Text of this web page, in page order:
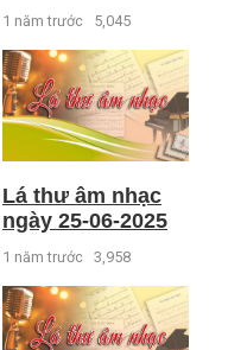
1 năm trước 5,045
Lá thư âm nhạc
ngày 25-06-2025
1 năm trước 3,958